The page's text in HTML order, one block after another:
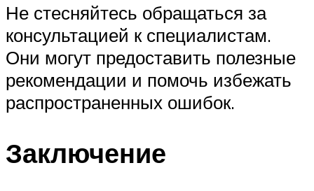
Не стесняйтесь обращаться за
консультацией к специалистам.
Они могут предоставить полезные
рекомендации и помочь избежать
распространенных ошибок.
Заключение